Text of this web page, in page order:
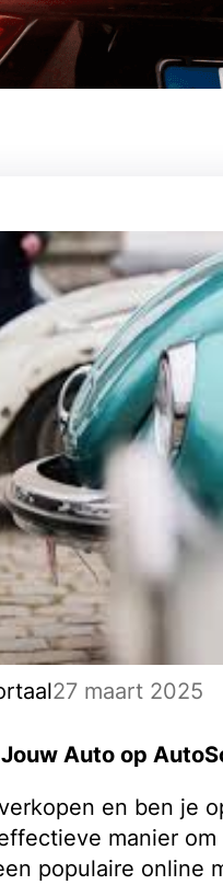
27 maart 2025
Auto op
en ben je
manier
populaire online